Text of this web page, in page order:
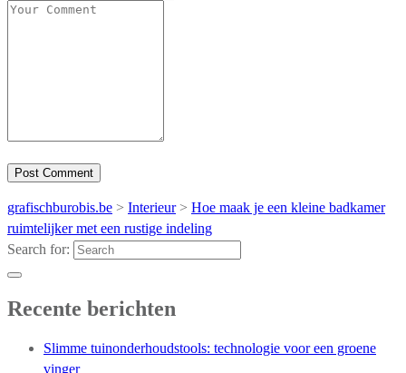
grafischburobis.be > Interieur> Hoe maak je een kleine badkamer
ruimtelijker met een rustige indeling
Search for:
Recente berichten
Slimme tuinonderhoudstools: technologie voor een groene
vinger